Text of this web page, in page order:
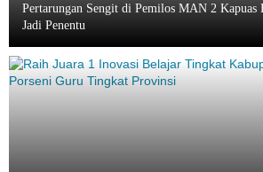
Pertarungan Sengit di Pemilos MAN 2
Jadi Penentu